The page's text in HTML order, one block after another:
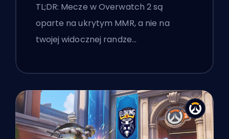
TL;DR: Mecze w Overwatch 2 są
oparte na ukrytym MMR, a nie na
twojej widocznej randze…